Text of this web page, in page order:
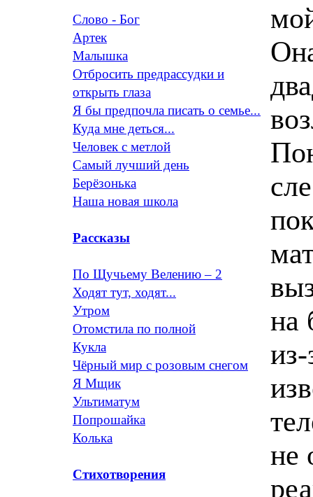
Слово - Бог
Артек
Малышка
Отбросить предрассудки и
открыть глаза
Я бы предпочла писать о семье...
Куда мне деться...
Человек с метлой
Самый лучший день
Берёзонька
Наша новая школа
Рассказы
По Щучьему Велению – 2
Ходят тут, ходят...
Утром
Отомстила по полной
Кукла
Чёрный мир с розовым снегом
Я Мщик
Ультиматум
Попрошайка
Колька
Стихотворения
на
не